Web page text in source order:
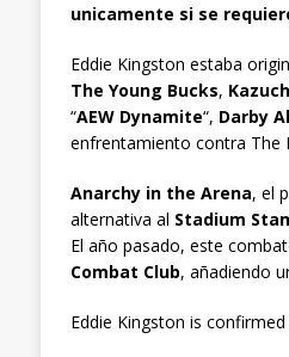
unicamente si se
Eddie Kingston estaba
The Young Bucks,
“AEW Dynamite“, Darby
enfrentamiento contra The
Anarchy in the Arena, el
alternativa al Stadium
El año pasado, este
Combat Club, añadiendo
Eddie Kingston is